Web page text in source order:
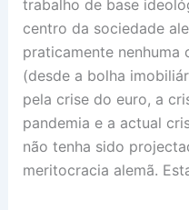
trabalho de base
centro da sociedade
praticamente nenhuma
(desde a bolha
pela crise do euro, a
pandemia e a actual
não tenha sido
meritocracia alemã.